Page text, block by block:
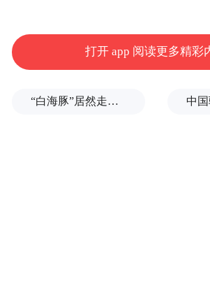
一家线下卡牌零售店店主张
除了线下零售，线上渠道同
品上榜抖音种草榜，多款产品
打开 app 阅读更多精彩
“白海豚”居然走出了古怪路径